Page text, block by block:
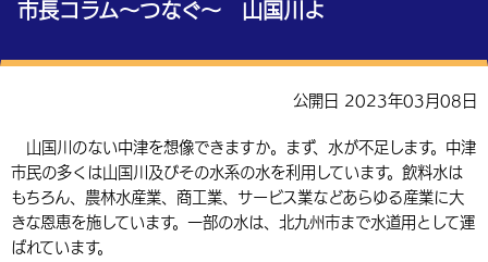
言語を選択
英語（English） 中国語（簡体字）
中国語（繁体字）
総合メニュー
保険・年金
福祉・介護 健康・予防
税金 住宅・インフラ
環境・衛生 生涯学習・スポーツ・人権
入札・契約 産業・雇用
農林水産業 税金
都市整備
子育て・教育
施設情報 子どもを預ける
手当・助成 健康・医療
観光・移住
観光なび
市政情報
市長コラム～つなぐ～ 山国川よ
公開日 2023年03月08日
山国川のない中津を想像できますか。まず、水が不足します。中津
市民の多くは山国川及びその水系の水を利用しています。飲料水は
もちろん、農林水産業、商工業、サービス業などあらゆる産業に大
きな恩恵を施しています。一部の水は、北九州市まで水道用として運
ばれています。